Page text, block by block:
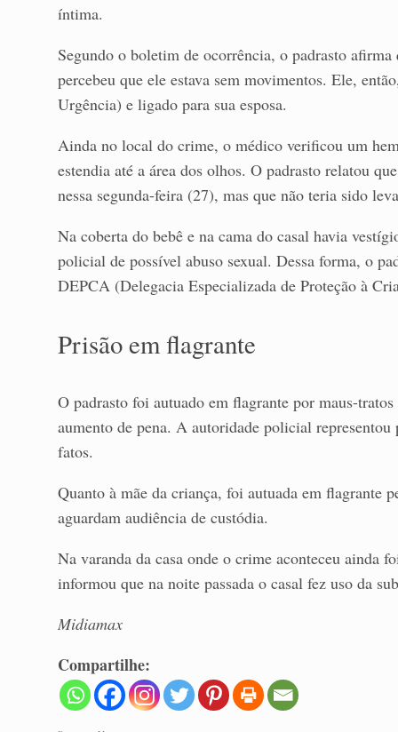
íntima.
Segundo o boletim de ocorrência, o padrasto
percebeu que ele estava sem movimentos. Ele,
Urgência) e ligado para sua esposa.
Ainda no local do crime, o médico verificou um
estendia até a área dos olhos. O padrasto relatou
nessa segunda-feira (27), mas que não teria sido
Na coberta do bebê e na cama do casal havia
policial de possível abuso sexual. Dessa forma, o
DEPCA (Delegacia Especializada de Proteção à
Prisão em flagrante
O padrasto foi autuado em flagrante por maus-
aumento de pena. A autoridade policial
fatos.
Quanto à mãe da criança, foi autuada em flagrante
aguardam audiência de custódia.
Na varanda da casa onde o crime aconteceu ainda
informou que na noite passada o casal fez uso da
Midiamax
Compartilhe: